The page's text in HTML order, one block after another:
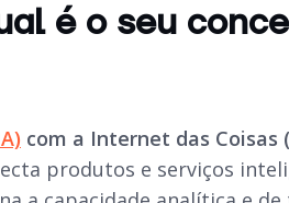
é o seu
com a Internet das Coisas
produtos e serviços